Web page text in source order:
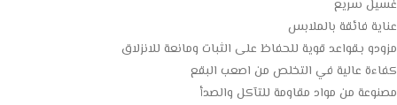
غسيل سريع
عناية فائقة بالملابس
مزودو بـقواعد قوية للحفاظ على الثبات ومانعة للانزلاق
كفاءة عالية في التخلص من اصعب البقع
مصنوعة من مواد مقاومة للتآكل والصدأ